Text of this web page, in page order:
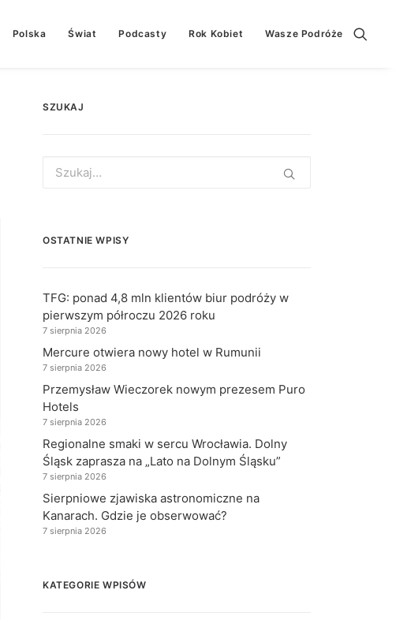
Polska Świat Podcasty Rok Kobiet Wasze Podróże
SZUKAJ
for:
OSTATNIE WPISY
TFG: ponad 4,8 mln klientów biur podróży w
pierwszym półroczu 2026 roku
7 sierpnia 2026
Mercure otwiera nowy hotel w Rumunii
7 sierpnia 2026
Przemysław Wieczorek nowym prezesem Puro
Hotels
7 sierpnia 2026
Regionalne smaki w sercu Wrocławia. Dolny
Śląsk zaprasza na „Lato na Dolnym Śląsku”
7 sierpnia 2026
Sierpniowe zjawiska astronomiczne na
Kanarach. Gdzie je obserwować?
7 sierpnia 2026
KATEGORIE WPISÓW